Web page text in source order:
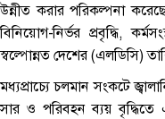
উন্নীত করার পরিকল্পনা
বিনিয়োগ-নির্ভর প্রবৃদ্ধি,
স্বল্পোন্নত দেশের (এলডিসি)
মধ্যপ্রাচ্যে চলমান সংকটে
সার ও পরিবহন ব্যয় বৃদ্ধিতে